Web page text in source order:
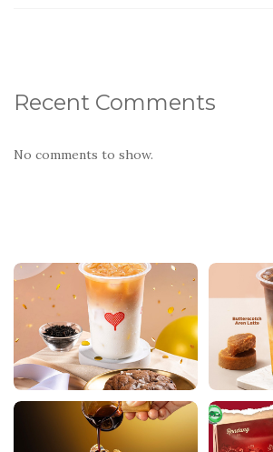
Recent Comments
No comments to show.